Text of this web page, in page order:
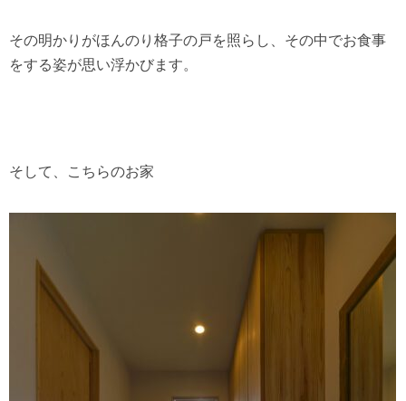
その明かりがほんのり格子の戸を照らし、その中でお食事
をする姿が思い浮かびます。
そして、こちらのお家